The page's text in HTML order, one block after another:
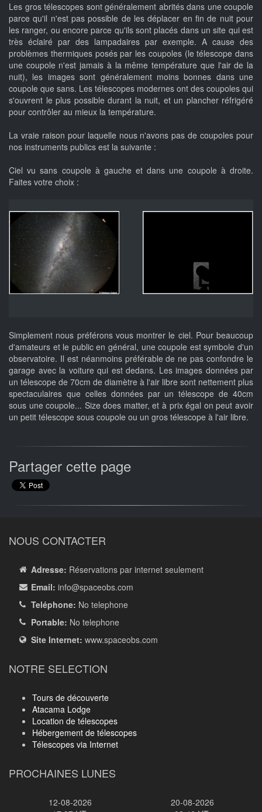
Les gros télescopes sont généralement abrités dans une coupole
parce qu'il n'est pas possible de les déplacer en fin de nuit pour
les ranger, ou encore parce qu'ils sont placés dans un site qui est
très éclairé par des lampadaires par exemple. A cause des
problèmes thermiques posés par les coupoles (le télescope dans
une coupole n'est jamais à la même température que l'air de la
nuit), les images sont généralement moins bonnes dans une
coupole que sans. Les télescopes modernes ont des coupoles qui
s'ouvrent le plus possible durant la nuit, et un plancher réfrigéré
pour contrôler au mieux la température.
La vraie raison pour laquelle nous n'avons pas de coupoles pour
nos instruments publics est la suivante :
Ciel vu sans coupole à gauche et dans une coupole à droite.
Faites votre choix :
Simplement nous préférons vous montrer le ciel. Pour beaucoup
d'amateurs et le public en général, une coupole est symbole d'un
observatoire. Il est néanmoins préférable de ne pas confondre le
garage avec la voiture qui est dedans. Les images données par
un télescope de 70cm de diamètre à l'air libre sont nettement plus
spectaculaires que celles données par un télescope de 40cm
sous une coupole... Size does matter, et à prix égal on peut avoir
un petit télescope sous coupole ou un gros télescope à l'air libre.
Partager cette page
NOUS CONTACTER
Adresse: Réservations par internet seulement
Email: info@spaceobs.com
Teléphone: No telephone
Portable: No telephone
Site Internet: www.spaceobs.com
NOTRE SELECTION
Tours de découverte
Atacama Lodge
Location de télescopes
Hébergement de télescopes
Télescopes via Internet
PROCHAINES LUNES
12-08-2026
20-08-2026